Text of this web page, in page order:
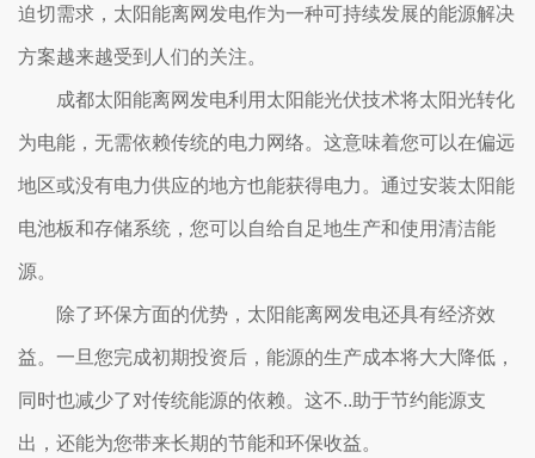
迫切需求，太阳能离网发电作为一种可持续发展的能源解决
方案越来越受到人们的关注。
成都太阳能离网发电利用太阳能光伏技术将太阳光转化
为电能，无需依赖传统的电力网络。这意味着您可以在偏远
地区或没有电力供应的地方也能获得电力。通过安装太阳能
电池板和存储系统，您可以自给自足地生产和使用清洁能
源。
除了环保方面的优势，太阳能离网发电还具有经济效
益。一旦您完成初期投资后，能源的生产成本将大大降低，
同时也减少了对传统能源的依赖。这不..助于节约能源支
出，还能为您带来长期的节能和环保收益。